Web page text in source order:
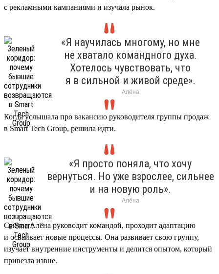
с рекламными кампаниями и изучала рынок.
«Я научилась многому, но мне
не хватало командного духа.
Хотелось чувствовать, что
я в сильной и живой среде».
Алёна
Когда услышала про вакансию руководителя группы продаж
в Smart Tech Group, решила идти.
«Я просто поняла, что хочу
вернуться. Но уже взрослее, сильнее
и на новую роль».
Алёна
Сейчас Алёна руководит командой, проходит адаптацию
и осваивает новые процессы. Она развивает свою группу,
изучает внутренние инструменты и делится опытом, который
привезла извне.